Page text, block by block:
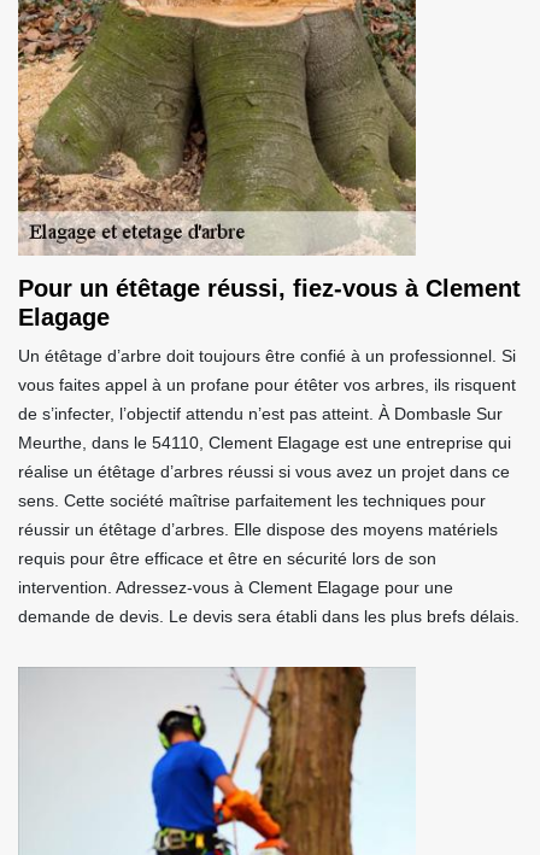
Pour un étêtage réussi, fiez-vous à Clement
Elagage
Un étêtage d’arbre doit toujours être confié à un professionnel. Si
vous faites appel à un profane pour étêter vos arbres, ils risquent
de s’infecter, l’objectif attendu n’est pas atteint. À Dombasle Sur
Meurthe, dans le 54110, Clement Elagage est une entreprise qui
réalise un étêtage d’arbres réussi si vous avez un projet dans ce
sens. Cette société maîtrise parfaitement les techniques pour
réussir un étêtage d’arbres. Elle dispose des moyens matériels
requis pour être efficace et être en sécurité lors de son
intervention. Adressez-vous à Clement Elagage pour une
demande de devis. Le devis sera établi dans les plus brefs délais.